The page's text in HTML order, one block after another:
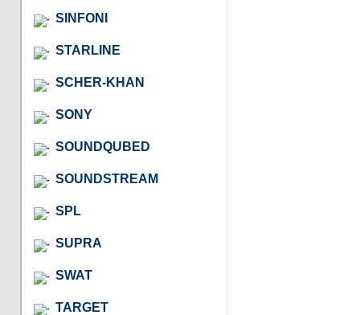
SINFONI
STARLINE
SCHER-KHAN
SONY
SOUNDQUBED
SOUNDSTREAM
SPL
SUPRA
SWAT
TARGET